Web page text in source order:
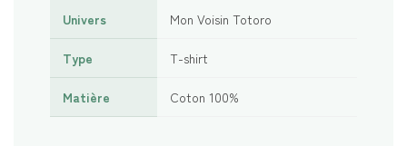
Univers Mon Voisin Totoro
Type T-shirt
Matière Coton 100%